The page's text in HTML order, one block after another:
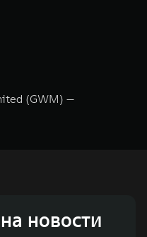
(GWM) —
деятельности
новости